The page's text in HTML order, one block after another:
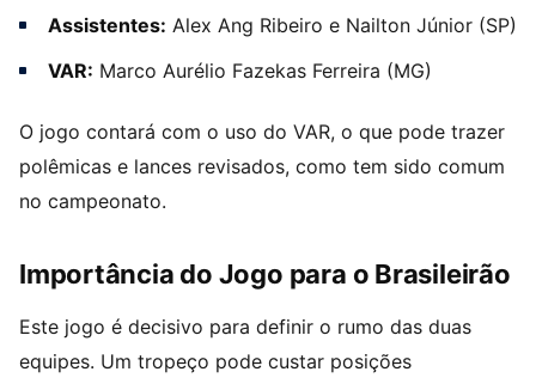
Assistentes: Alex Ang Ribeiro e Nailton Júnior (SP)
VAR: Marco Aurélio Fazekas Ferreira (MG)
O jogo contará com o uso do VAR, o que pode trazer
polêmicas e lances revisados, como tem sido comum
no campeonato.
Importância do Jogo para o Brasileirão
Este jogo é decisivo para definir o rumo das duas
equipes. Um tropeço pode custar posições